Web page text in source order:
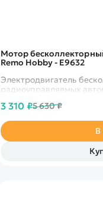
Мотор
Remo Hobby - E9632
Электродвигатель
радиоуправляемых
3 310 ₽5 630 ₽
В